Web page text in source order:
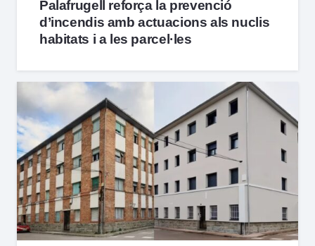
Palafrugell reforça la prevenció
d’incendis amb actuacions als nuclis
habitats i a les parcel·les